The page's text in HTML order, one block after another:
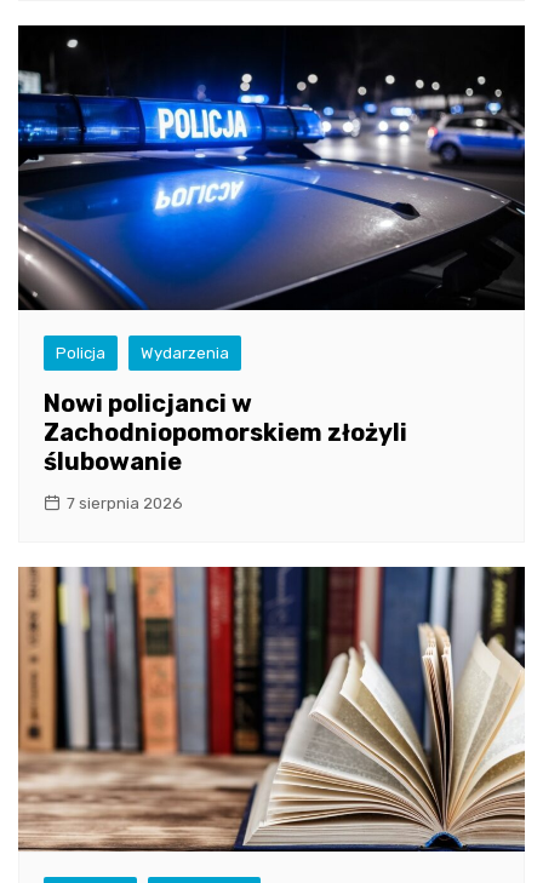
Policja Wydarzenia
Nowi policjanci w
Zachodniopomorskiem złożyli
ślubowanie
7 sierpnia 2026